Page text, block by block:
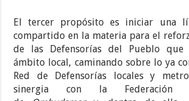
El tercer propósito es iniciar una
compartido en la materia para el
de las Defensorías del Pueblo que
ámbito local, caminando sobre lo ya
Red de Defensorías locales y
sinergia con la Federación